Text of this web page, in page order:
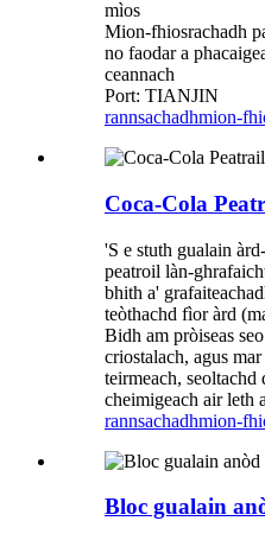
mìos
Mion-fhiosrachadh
no faodar a
ceannach
Port: TIANJIN
rannsachadhmion-
Coca-Cola
'S e stuth gualain
peatroil làn-
bhith a'
teòthachd fìor àrd
Bidh am pròiseas
criostalach, agus
teirmeach, seoltachd
cheimigeach air leth
rannsachadhmion-
Bloc gualain